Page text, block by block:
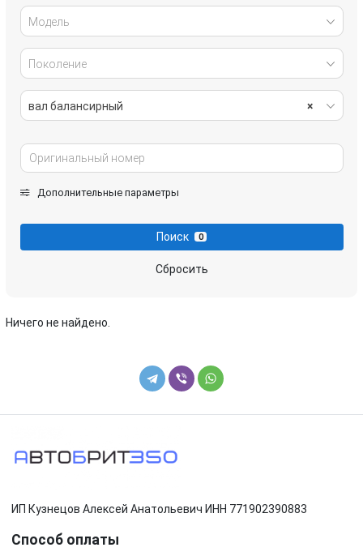
Модель
Поколение
×
вал балансирный
Дополнительные параметры
Поиск 0
Сбросить
Ничего не найдено.
ИП Кузнецов Алексей Анатольевич ИНН 771902390883
Способ оплаты